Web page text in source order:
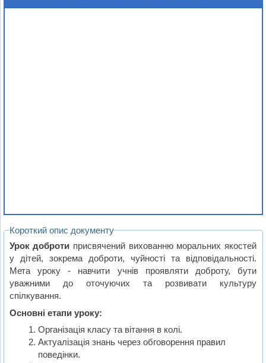
Короткий опис документу
Урок доброти присвячений вихованню моральних якостей
у дітей, зокрема доброти, чуйності та відповідальності.
Мета уроку - навчити учнів проявляти доброту, бути
уважними до оточуючих та розвивати культуру
спілкування.
Основні етапи уроку:
Організація класу та вітання в колі.
Актуалізація знань через обговорення правил
поведінки.